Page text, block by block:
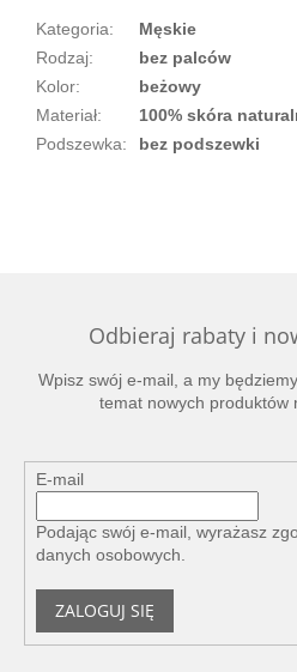
Kategoria:
Męskie
Rodzaj:
bez palców
Kolor:
beżowy
Materiał:
100% skóra
Podszewka: bez podszewki
Odbieraj rabaty i
Wpisz swój e-mail, a my
temat nowych produktów
E-mail
Podając swój e-mail, wyrażasz
danych osobowych
ZALOGUJ SIĘ